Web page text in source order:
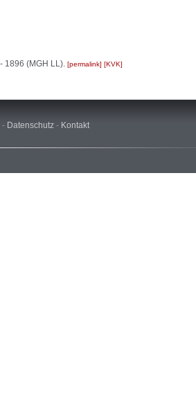
1896 (MGH LL). permalink KVK
- Datenschutz - Kontakt